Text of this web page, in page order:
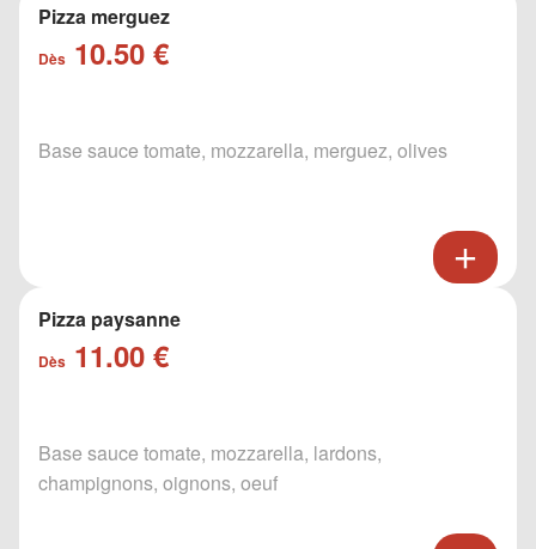
Pizza merguez
Dès 10.50 €
Base sauce tomate, mozzarella, merguez, olives
Pizza paysanne
Dès 11.00 €
Base sauce tomate, mozzarella, lardons,
champignons, oignons, oeuf